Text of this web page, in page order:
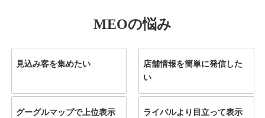
MEOの悩み
見込み客を集めたい
店舗情報を簡単に発信した
い
グーグルマップで上位表示
ライバルより目立って表示